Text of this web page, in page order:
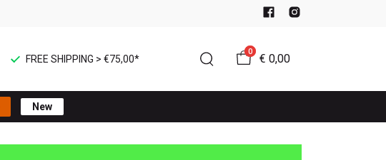
FREE SHIPPING > €75,00*
0
€ 0,00
New